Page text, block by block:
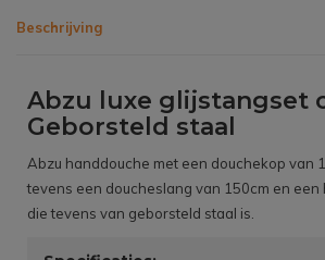
Beschrijving
Abzu luxe glijstangset
Geborsteld staal
Abzu handdouche met een douchekop van
tevens een doucheslang van 150cm en
die tevens van geborsteld staal is.